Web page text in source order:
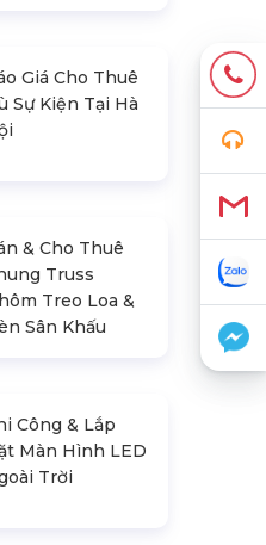
Giá Cho Thuê
Sự Kiện Tại Hà
& Cho Thuê
Truss
Treo Loa &
Sân Khấu
Công & Lắp
Màn Hình LED
Trời